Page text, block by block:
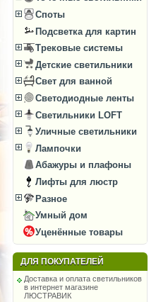
Споты
Подсветка для картин
Трековые системы
Детские светильники
Свет для ванной
Светодиодные ленты
Светильники LOFT
Уличные светильники
Лампочки
Абажуры и плафоны
Лифты для люстр
Разное
Умный дом
Уценённые товары
ДЛЯ ПОКУПАТЕЛЕЙ
Доставка и оплата светильников
в интернет магазине
ЛЮСТРАВИК